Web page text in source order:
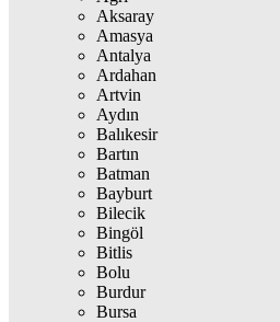
Aksaray
Amasya
Antalya
Ardahan
Artvin
Aydın
Balıkesir
Bartın
Batman
Bayburt
Bilecik
Bingöl
Bitlis
Bolu
Burdur
Bursa